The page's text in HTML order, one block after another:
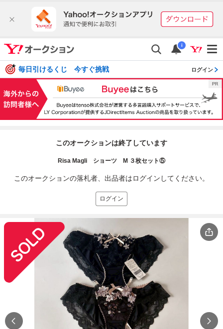
i
毎日引けるくじ 今すぐ挑戦 ログイン
このオークションは終了しています
Risa Magli ショーツ M ３枚セット⑤
このオークションの落札者、出品者はログインしてください。
ログイン